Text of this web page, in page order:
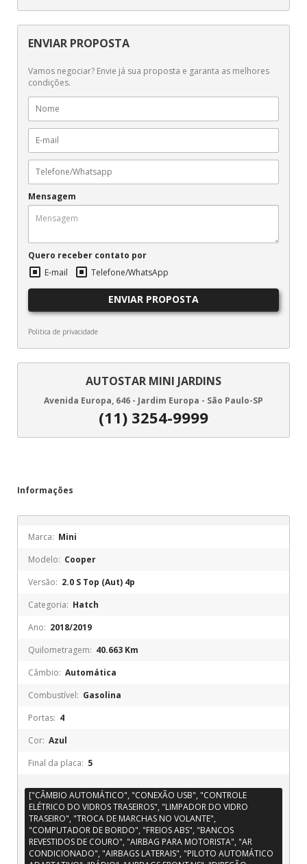
ENVIAR PROPOSTA
Vamos negociar? Envie já sua proposta e garanta as melhores
condições.
Mensagem
Quero receber contato por
E-mail
Telefone/WhatsApp
ENVIAR PROPOSTA
Politica de privacidade
AUTOSTAR MINI JARDINS
Avenida Europa, 646 - Jardim Europa - São Paulo-SP
(11) 3254-9999
Informações
Marca: Mini
Modelo: Cooper
Versão: 2.0 S Top (Aut) 4p
Categoria: Hatch
Ano: 2018/2019
Quilometragem: 40.663 Km
Câmbio: Automática
Combustível: Gasolina
Portas: 4
Cor: Azul
Final da placa: 5
["CÂMBIO AUTOMÁTICO", "CONEXÃO USB", "CONTROLE
ELÉTRICO DO VIDROS TRASEIROS", "LIMPADOR DO VIDRO
TRASEIRO", "TROCA DE MARCHAS NO VOLANTE",
"COMPUTADOR DE BORDO", "FREIOS ABS", "BANCOS
REVESTIDOS DE COURO", "AIRBAG PARA MOTORISTA", "AR
CONDICIONADO", "AIRBAGS LATERAIS", "PILOTO AUTOMÁTICO